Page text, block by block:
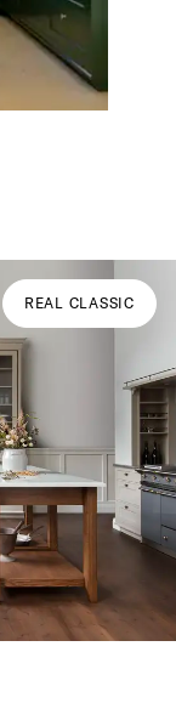
REAL CLASSIC